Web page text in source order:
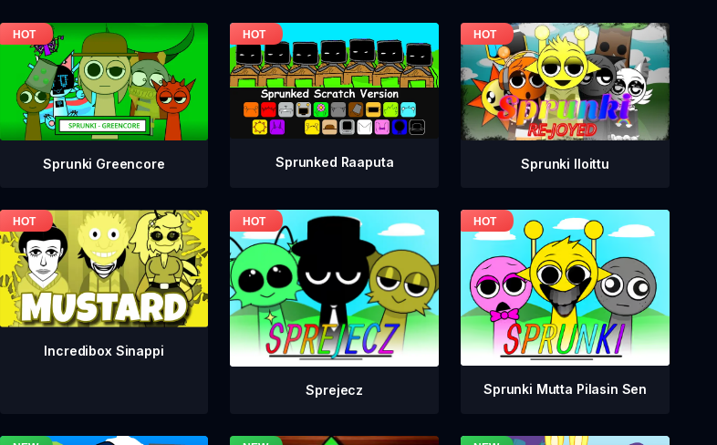
Sprunki Greencore Sprunked Raaputa Sprunki Iloittu
Incredibox Sinappi
Sprejecz Sprunki Mutta Pilasin Sen